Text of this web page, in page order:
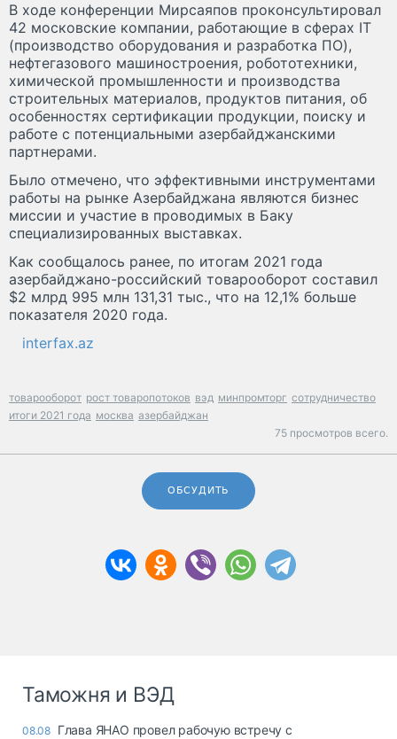
В ходе конференции Мирсаяпов проконсультировал
42 московские компании, работающие в сферах IT
(производство оборудования и разработка ПО),
нефтегазового машиностроения, робототехники,
химической промышленности и производства
строительных материалов, продуктов питания, об
особенностях сертификации продукции, поиску и
работе с потенциальными азербайджанскими
партнерами.
Было отмечено, что эффективными инструментами
работы на рынке Азербайджана являются бизнес
миссии и участие в проводимых в Баку
специализированных выставках.
Как сообщалось ранее, по итогам 2021 года
азербайджано-российский товарооборот составил
$2 млрд 995 млн 131,31 тыс., что на 12,1% больше
показателя 2020 года.
interfax.az
товарооборот рост товаропотоков вэд минпромторг сотрудничество
итоги 2021 года москва азербайджан
75 просмотров всего.
ОБСУДИТЬ
Таможня и ВЭД
08.08 Глава ЯНАО провел рабочую встречу с